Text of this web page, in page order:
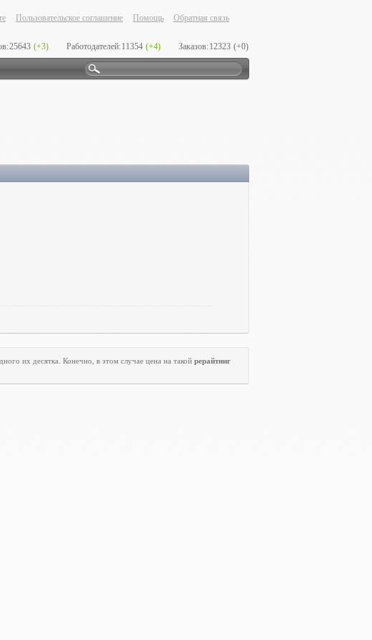
Пользовательское соглашение Помощь Обратная связь
25643 (+3) Работодателей:11354 (+4) Заказов:12323 (+0)
их десятка. Конечно, в этом случае цена на такой рерайтинг